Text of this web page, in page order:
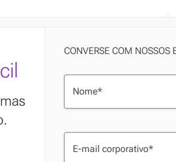
CONVERSE COM NOSSOS